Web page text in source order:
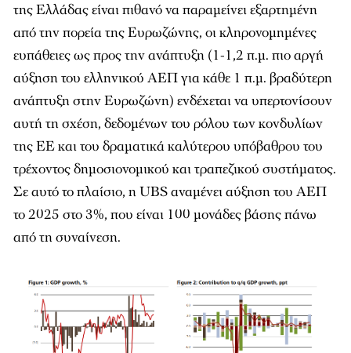
της Ελλάδας είναι πιθανό να παραμείνει εξαρτημένη
από την πορεία της Ευρωζώνης, οι κληρονομημένες
ευπάθειες ως προς την ανάπτυξη (1-1,2 π.μ. πιο αργή
αύξηση του ελληνικού ΑΕΠ για κάθε 1 π.μ. βραδύτερη
ανάπτυξη στην Ευρωζώνη) ενδέχεται να υπερτονίσουν
αυτή τη σχέση, δεδομένων του ρόλου των κονδυλίων
της ΕΕ και του δραματικά καλύτερου υπόβαθρου του
τρέχοντος δημοσιονομικού και τραπεζικού συστήματος.
Σε αυτό το πλαίσιο, η UBS αναμένει αύξηση του ΑΕΠ
το 2025 στο 3%, που είναι 100 μονάδες βάσης πάνω
από τη συναίνεση.